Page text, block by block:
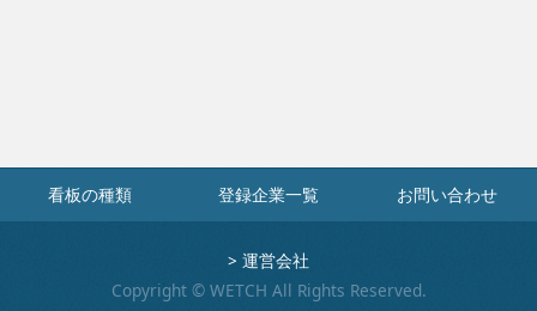
看板の種類 登録企業一覧 お問い合わせ
> 運営会社
Copyright © WETCH All Rights Reserved.